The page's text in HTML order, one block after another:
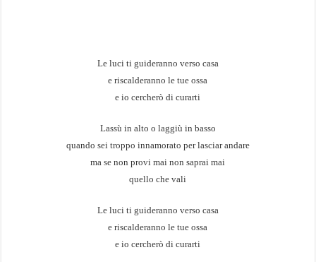
Le luci ti guideranno verso casa
e riscalderanno le tue ossa
e io cercherò di curarti
Lassù in alto o laggiù in basso
quando sei troppo innamorato per lasciar andare
ma se non provi mai non saprai mai
quello che vali
Le luci ti guideranno verso casa
e riscalderanno le tue ossa
e io cercherò di curarti